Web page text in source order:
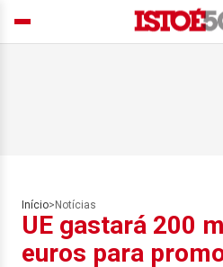
Início> Notícias
UE gastará 200
euros para